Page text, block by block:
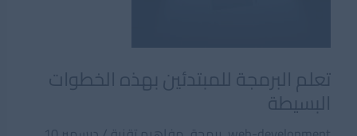
تعلم البرمجة للمبتدئين بهذه الخطوات
البسيطة